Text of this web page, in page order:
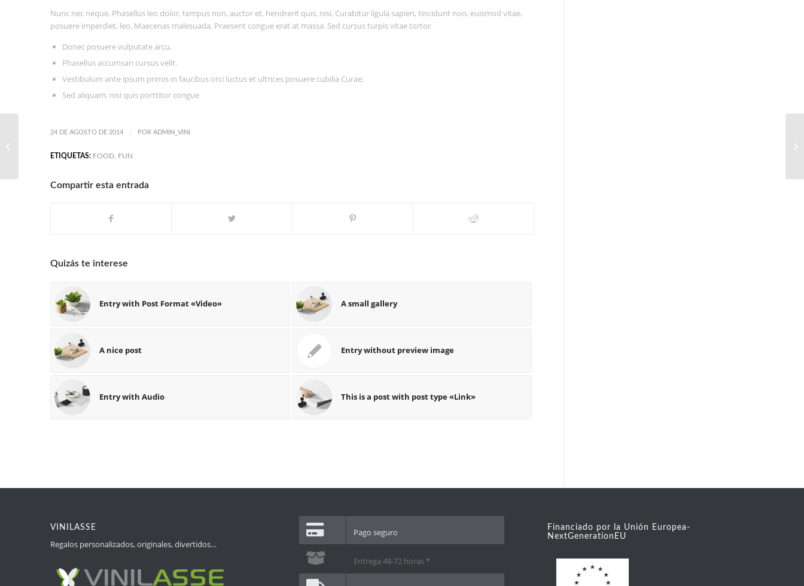
Nunc nec neque. Phasellus leo dolor, tempus non, auctor et, hendrerit quis, nisi. Curabitur ligula sapien, tincidunt non, euismod vitae,
posuere imperdiet, leo. Maecenas malesuada. Praesent congue erat at massa. Sed cursus turpis vitae tortor.
Donec posuere vulputate arcu.
Phasellus accumsan cursus velit.
Vestibulum ante ipsum primis in faucibus orci luctus et ultrices posuere cubilia Curae;
Sed aliquam, nisi quis porttitor congue
24 DE AGOSTO DE 2014 / POR ADMIN_VINI
ETIQUETAS: FOOD, FUN
Compartir esta entrada
Quizás te interese
Entry with Post Format «Video» A small gallery
A nice post Entry without preview image
Entry with Audio This is a post with post type «Link»
VINILASSE
Regalos personalizados, originales, divertidos…
Pago seguro
Entrega 48-72 horas *
Financiado por la Unión Europea-
NextGenerationEU